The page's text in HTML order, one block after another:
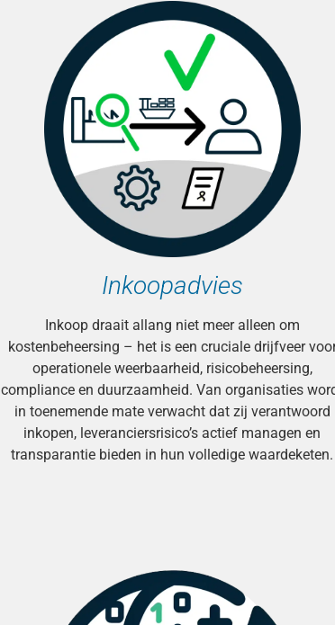
Inkoopadvies
Inkoop draait allang niet meer alleen om
kostenbeheersing – het is een cruciale drijfveer
operationele weerbaarheid, risicobeheersing,
compliance en duurzaamheid. Van organisaties
in toenemende mate verwacht dat zij verantwoord
inkopen, leveranciersrisico’s actief managen en
transparantie bieden in hun volledige waardeketen.